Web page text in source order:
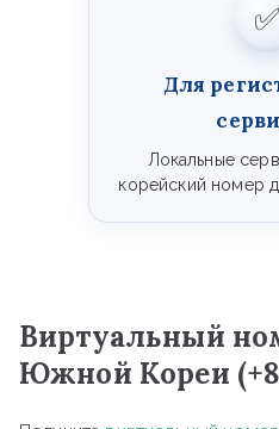
✅
Для
Локальные
корейский номер
Виртуальный
Южной Кореи